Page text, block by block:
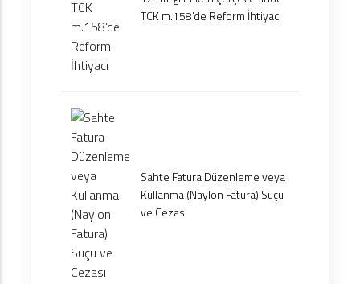
TCK m.158’de Reform İhtiyacı
Sahte Fatura Düzenleme veya
Kullanma (Naylon Fatura) Suçu
ve Cezası